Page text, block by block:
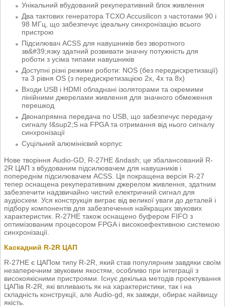
Унікальний вбудований рекуперативний блок живлення
Два тактових генератора TCXO Accusilicon з частотами 90 і
98 МГц, що забезпечує ідеальну синхронізацію всього
пристрою
Підсилювач ACSS для навушників без зворотного
зв&#39;язку здатний розвивати значну потужність для
роботи з усіма типами навушників
Доступні різні режими роботи: NOS (без передискретизації)
та 3 рівня OS (з передискретизацією 2x, 4x та 8x)
Входи USB і HDMI обладнані ізоляторами та окремими
лінійними джерелами живлення для значного обмеження
перешкод
Двонапрямна передача по USB, що забезпечує передачу
сигналу I&sup2;S на FPGA та отримання від нього сигналу
синхронізації
Суцільний алюмінієвий корпус
Нове творіння Audio-GD, R-27HE &ndash; це збалансований R-
2R ЦАП з вбудованим підсилювачем для навушників і
попереднім підсилювачем ACSS. Ця покращена версія R-27
тепер оснащена рекуперативним джерелом живлення, здатним
забезпечити надзвичайно чистий електричний сигнал для
аудіосхем. Уся конструкція виграє від великої уваги до деталей і
підбору компонентів для забезпечення найкращих звукових
характеристик. R-27HE також оснащено буфером FIFO з
оптимізованим процесором FPGA і високоефективною системою
синхронізації.
Каскадний R-2R ЦАП
R-27HE є ЦАПом типу R-2R, який став популярним завдяки своїм
незаперечним звуковим якостям, особливо при інтеграції з
високоякісними пристроями. Існує декілька методів проектування
ЦАПів R-2R, які впливають як на характеристики, так і на
складність конструкції, але Audio-gd, як завжди, обирає найвищу
якість.